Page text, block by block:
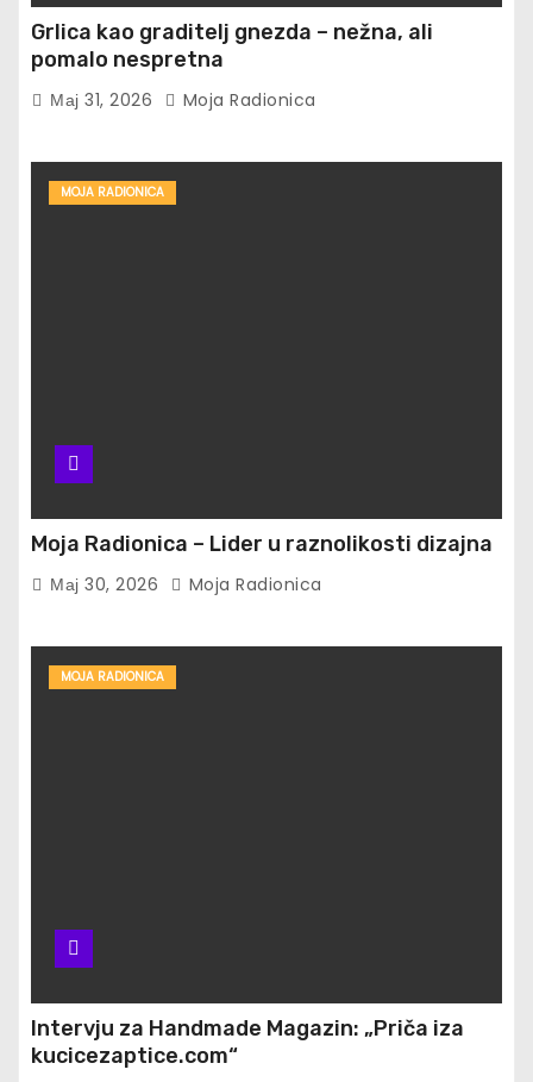
Grlica kao graditelj gnezda – nežna, ali
pomalo nespretna
Мај 31, 2026 Moja Radionica
MOJA RADIONICA
Moja Radionica – Lider u raznolikosti dizajna
Мај 30, 2026 Moja Radionica
MOJA RADIONICA
Intervju za Handmade Magazin: „Priča iza
kucicezaptice.com“